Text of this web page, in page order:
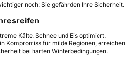
noch: Sie gefährden Ihre Sicherheit.
Kälte, Schnee und Eis optimiert.
Kompromiss für milde Regionen, erreichen
bei harten Winterbedingungen.